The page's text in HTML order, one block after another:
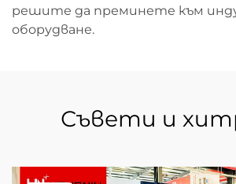
решите да преминете към
оборудване.
Съвети и